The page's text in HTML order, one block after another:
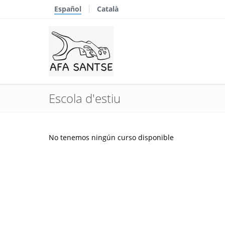
Español Català
Escola d'estiu
No tenemos ningún curso disponible